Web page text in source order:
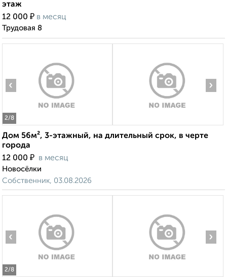
этаж
12 000 ₽ в месяц
Трудовая 8
2/8
‹ ›
Дом 56м², 3-этажный, на длительный срок, в черте
города
12 000 ₽ в месяц
Новосёлки
Собственник, 03.08.2026
2/8
‹ ›